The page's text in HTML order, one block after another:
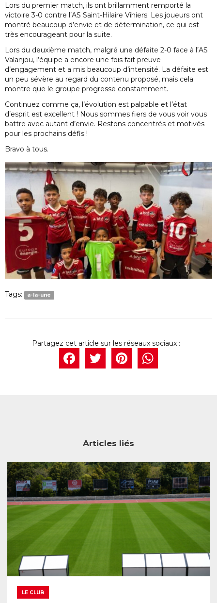
Lors du premier match, ils ont brillamment remporté la
victoire 3-0 contre l’AS Saint-Hilaire Vihiers. Les joueurs ont
montré beaucoup d’envie et de détermination, ce qui est
très encourageant pour la suite.
Lors du deuxième match, malgré une défaite 2-0 face à l’AS
Valanjou, l’équipe a encore une fois fait preuve
d’engagement et a mis beaucoup d’intensité. La défaite est
un peu sévère au regard du contenu proposé, mais cela
montre que le groupe progresse constamment.
Continuez comme ça, l’évolution est palpable et l’état
d’esprit est excellent ! Nous sommes fiers de vous voir vous
battre avec autant d’envie. Restons concentrés et motivés
pour les prochains défis !
Bravo à tous.
Tags: a-la-une
Facebook
Twitter
Articles liés
LE CLUB